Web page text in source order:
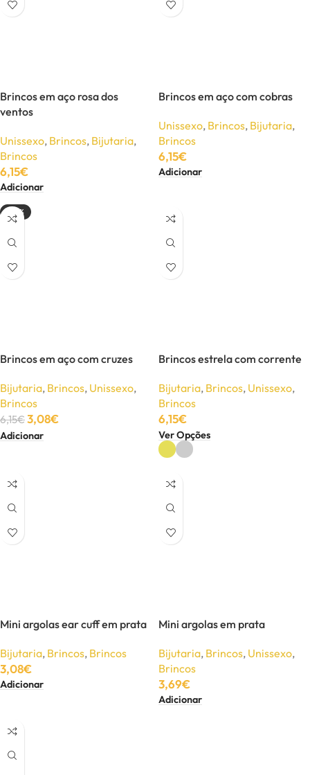
Brincos em aço rosa dos
ventos
Unissexo, Brincos, Bijutaria,
Brincos
6,15€
Adicionar
Brincos em aço com cobras
Unissexo, Brincos, Bijutaria,
Brincos
6,15€
Adicionar
-50%
Brincos em aço com cruzes
Bijutaria, Brincos, Unissexo,
Brincos
6,15€3,08€
Adicionar
Brincos estrela com corrente
Bijutaria, Brincos, Unissexo,
Brincos
6,15€
Ver Opções
Mini argolas ear cuff em prata
Bijutaria, Brincos, Brincos
3,08€
Adicionar
Mini argolas em prata
Bijutaria, Brincos, Unissexo,
Brincos
3,69€
Adicionar